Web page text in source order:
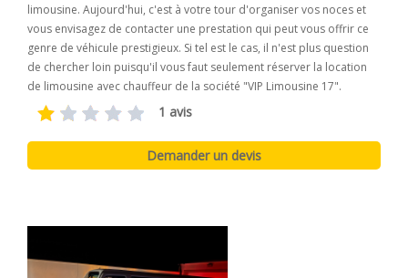
limousine. Aujourd'hui, c'est à votre tour d'organiser vos noces et
vous envisagez de contacter une prestation qui peut vous offrir ce
genre de véhicule prestigieux. Si tel est le cas, il n'est plus question
de chercher loin puisqu'il vous faut seulement réserver la location
de limousine avec chauffeur de la société "VIP Limousine 17".
1 avis